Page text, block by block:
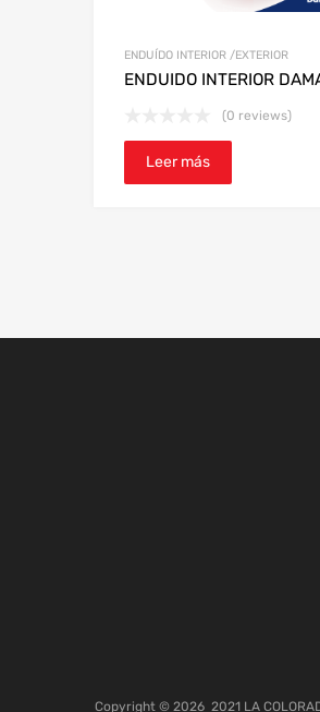
ENDUÍDO INTERIOR /EXTERIOR
ENDUIDO INTERIOR
(0 reviews)
Leer más
Copyright © 2026 2021 LA